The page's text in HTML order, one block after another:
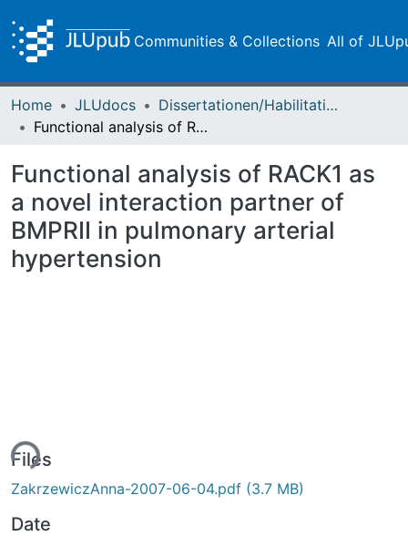
Communities & Collections All of
Home JLUdocs
Dissertationen/Habilitationen
Functional analysis of RACK1 as a novel interaction partner of BMPRII in pulmonary arterial hypertension
Functional analysis of RACK1 as
a novel interaction partner of
BMPRII in pulmonary arterial
hypertension
Files
ZakrzewiczAnna-2007-06-04.pdf (3.7 MB)
Date